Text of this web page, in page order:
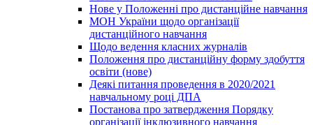
Нове у Положенні про дистанційне навчання
МОН України щодо організації
дистанційного навчання
Щодо ведення класних журналів
Положення про дистанційну форму здобуття
освіти (нове)
Деякі питання проведення в 2020/2021
навчальному році ДПА
Постанова про затвердження Порядку
організації інклюзивного навчання